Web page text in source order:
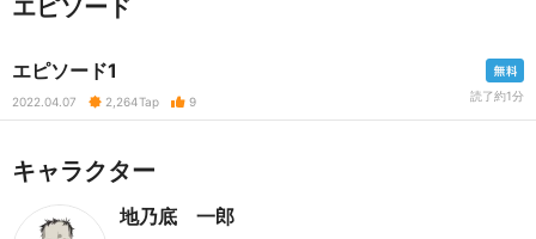
エピソード
エピソード1
2022.04.07 2,264Tap 9 読了約1分
キャラクター
地乃底 一郎